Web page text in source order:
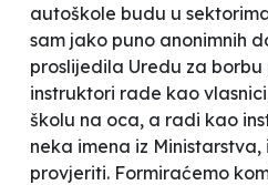
autoškole budu u
sam jako puno anonimnih
proslijedila Uredu za
instruktori rade kao
školu na oca, a radi kao
neka imena iz
provjeriti. Formiraćemo